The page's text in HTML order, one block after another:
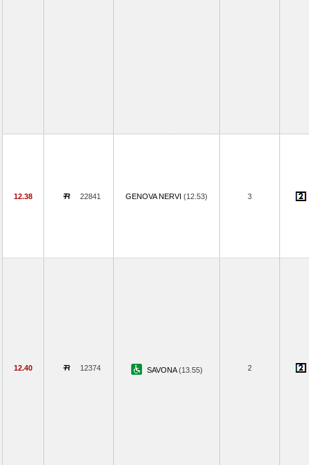
12.38 22841 GENOVA NERVI (12.53) 3
12.40 12374 SAVONA(13.55) 2